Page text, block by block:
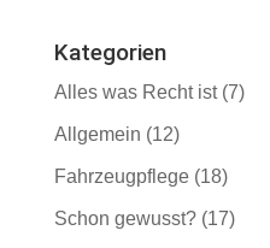
Kategorien
Alles was Recht ist(7)
Allgemein (12)
Fahrzeugpflege(18)
Schon gewusst?(17)